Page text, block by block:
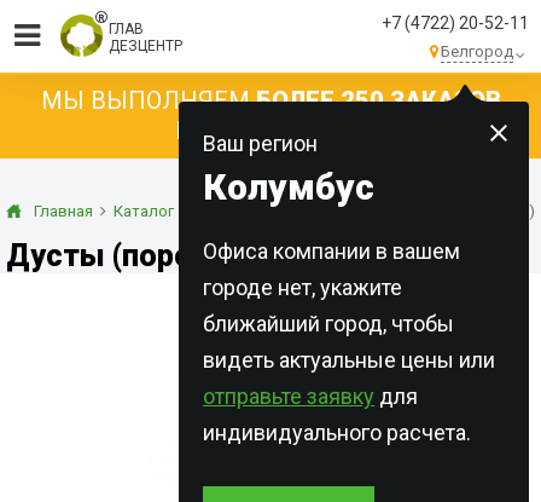
ГЛАВ
ДЕЗЦЕНТР
+7 (4722) 20-52-11
Белгород
Ваш регион
Колумбус
Офиса компании в вашем
городе нет, укажите
ближайший город, чтобы
видеть актуальные цены или
отправьте заявку для
индивидуального расчета.
МЫ ВЫПОЛНЯЕМБОЛЕЕ 250 ЗАКАЗОВ
КАЖДЫЙ ДЕНЬ!
Главная Каталог Инсектициды Дусты (порошковые формы)
Дусты (порошковые формы)